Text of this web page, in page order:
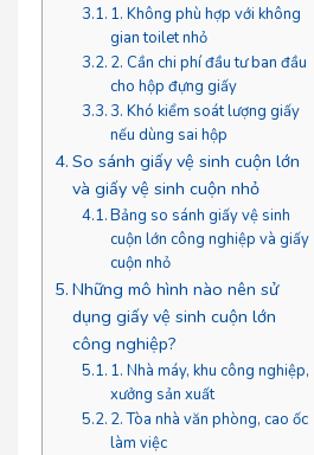
1. Không phù hợp với không
gian toilet nhỏ
2. Cần chi phí đầu tư ban đầu
cho hộp đựng giấy
3. Khó kiểm soát lượng giấy
nếu dùng sai hộp
So sánh giấy vệ sinh cuộn lớn
và giấy vệ sinh cuộn nhỏ
Bảng so sánh giấy vệ sinh
cuộn lớn công nghiệp và giấy
cuộn nhỏ
Những mô hình nào nên sử
dụng giấy vệ sinh cuộn lớn
công nghiệp?
1. Nhà máy, khu công nghiệp,
xưởng sản xuất
2. Tòa nhà văn phòng, cao ốc
làm việc